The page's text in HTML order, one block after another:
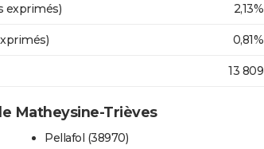
exprimés) 2,13%
0,81%
13 809
Matheysine-Trièves
Pellafol (38970)